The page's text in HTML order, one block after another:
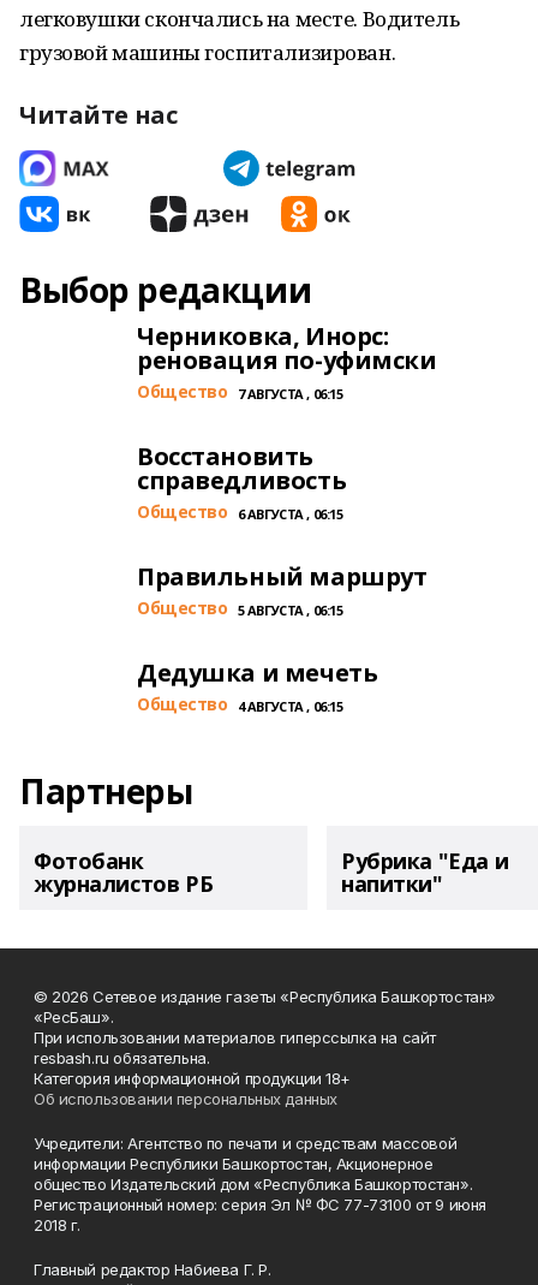
легковушки скончались на месте. Водитель
грузовой машины госпитализирован.
Читайте нас
Выбор редакции
Черниковка, Инорс:
реновация по-уфимски
Общество 7 АВГУСТА , 06:15
Восстановить
справедливость
Общество 6 АВГУСТА , 06:15
Правильный маршрут
Общество 5 АВГУСТА , 06:15
Дедушка и мечеть
Общество 4 АВГУСТА , 06:15
Партнеры
Фотобанк
журналистов РБ
Рубрика "Еда и
напитки"
© 2026 Сетевое издание газеты «Республика Башкортостан»
«РесБаш».
При использовании материалов гиперссылка на сайт
resbash.ru обязательна.
Категория информационной продукции 18+
Об использовании персональных данных
Учредители: Агентство по печати и средствам массовой
информации Республики Башкортостан, Акционерное
общество Издательский дом «Республика Башкортостан».
Регистрационный номер: серия Эл № ФС 77-73100 от 9 июня
2018 г.
Главный редактор Набиева Г. Р.